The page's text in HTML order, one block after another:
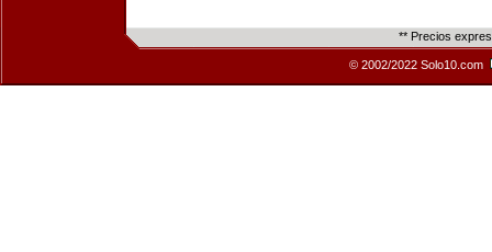
** Precios
© 2002/2022 Solo10.com